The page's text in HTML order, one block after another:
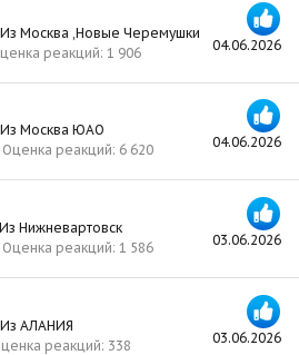
04.06.2026
Из Москва ,Новые Черемушки
реакций 1 906
04.06.2026
Из Москва ЮАО
Оценка реакций 6 620
03.06.2026
Из Нижневартовск
Оценка реакций 1 586
03.06.2026
Из АЛАНИЯ
реакций 338